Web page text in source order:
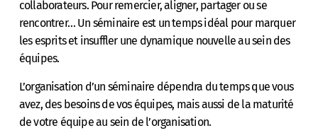
collaborateurs. Pour remercier, aligner, partager ou se
rencontrer… Un séminaire est un temps idéal pour marquer
les esprits et insuffler une dynamique nouvelle au sein des
équipes.
L’organisation d’un séminaire dépendra du temps que vous
avez, des besoins de vos équipes, mais aussi de la maturité
de votre équipe au sein de l’organisation.